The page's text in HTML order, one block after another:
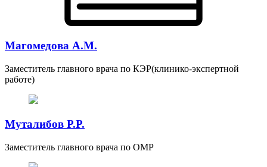
Магомедова А.М.
Заместитель главного врача по КЭР(клинико-экспертной
работе)
Муталибов Р.Р.
Заместитель главного врача по ОМР